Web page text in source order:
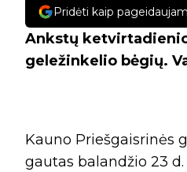
Pridėti kaip
Ankstų
geležinkelio bėgių.
Kauno Priešgaisrinės
gautas balandžio 23 d.